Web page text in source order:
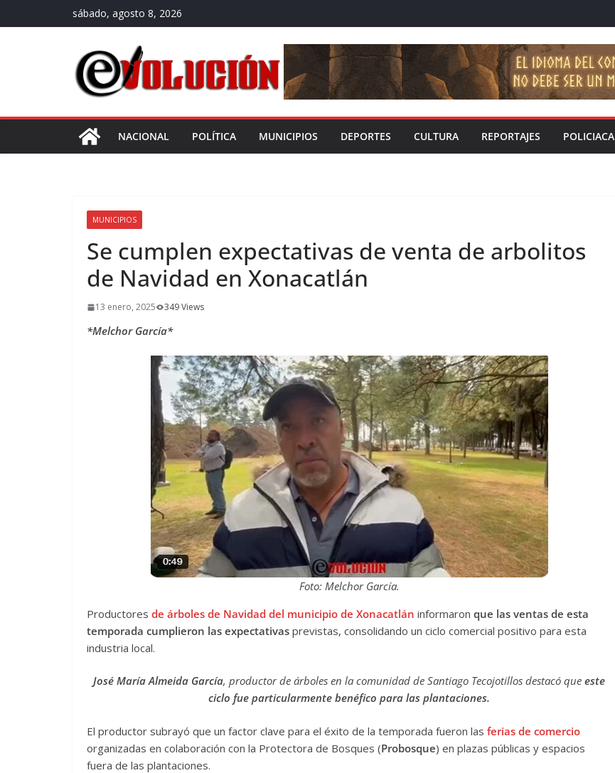
al
sábado, agosto 8, 2026
NACIONAL POLÍTICA MUNICIPIOS DEPORTES CULTURA REPORTAJES POLICIACA
MUNICIPIOS
Se cumplen expectativas de venta de arbolitos
de Navidad en Xonacatlán
13 enero, 2025 349 Views
*Melchor García*
Foto: Melchor García.
Productores de árboles de Navidad del municipio de Xonacatlán informaron que las ventas de esta
temporada cumplieron las expectativas previstas, consolidando un ciclo comercial positivo para esta
industria local.
José María Almeida García, productor de árboles en la comunidad de Santiago Tecojotillos destacó queeste
ciclo fue particularmente benéfico para las plantaciones.
El productor subrayó que un factor clave para el éxito de la temporada fueron las ferias de comercio
organizadas en colaboración con la Protectora de Bosques (Probosque) en plazas públicas y espacios
fuera de las plantaciones.